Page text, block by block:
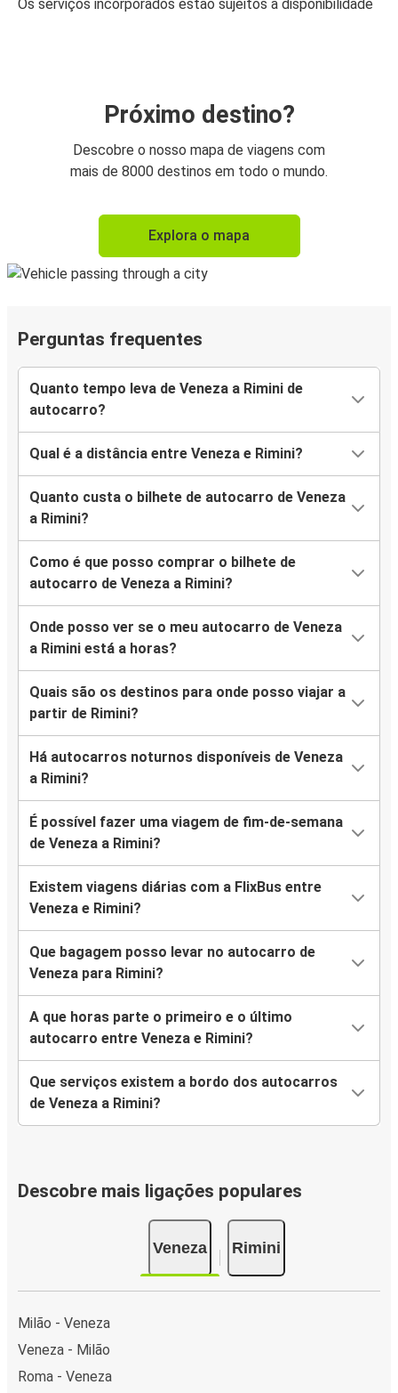
Os serviços incorporados estão sujeitos a disponibilidade
Próximo destino?
Descobre o nosso mapa de viagens com
mais de 8000 destinos em todo o mundo.
Explora o mapa
Perguntas frequentes
Quanto tempo leva de Veneza a Rimini de
autocarro?
Qual é a distância entre Veneza e Rimini?
Quanto custa o bilhete de autocarro de Veneza
a Rimini?
Como é que posso comprar o bilhete de
autocarro de Veneza a Rimini?
Onde posso ver se o meu autocarro de Veneza
a Rimini está a horas?
Quais são os destinos para onde posso viajar a
partir de Rimini?
Há autocarros noturnos disponíveis de Veneza
a Rimini?
É possível fazer uma viagem de fim-de-semana
de Veneza a Rimini?
Existem viagens diárias com a FlixBus entre
Veneza e Rimini?
Que bagagem posso levar no autocarro de
Veneza para Rimini?
A que horas parte o primeiro e o último
autocarro entre Veneza e Rimini?
Que serviços existem a bordo dos autocarros
de Veneza a Rimini?
Descobre mais ligações populares
Veneza Rimini
Milão - Veneza
Veneza - Milão
Roma - Veneza